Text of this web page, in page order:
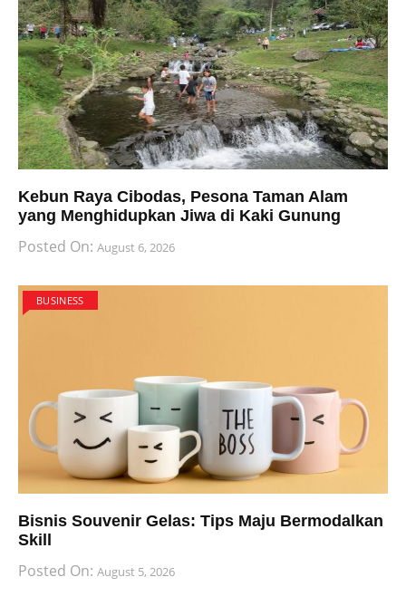
Kebun Raya Cibodas, Pesona Taman Alam
yang Menghidupkan Jiwa di Kaki Gunung
Posted On: August 6, 2026
BUSINESS
Bisnis Souvenir Gelas: Tips Maju Bermodalkan
Skill
Posted On: August 5, 2026